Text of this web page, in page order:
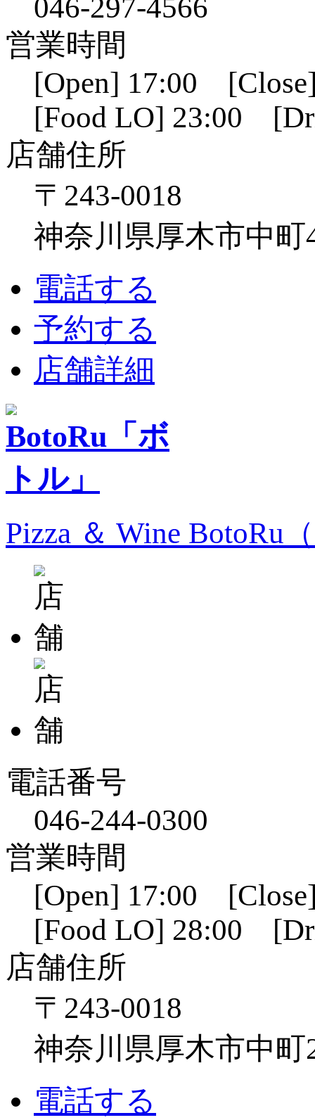
046-297-4566
営業時間
[Open] 17:00
[Food LO] 23:00
店舗住所
〒243-0018
神奈川県厚木市中町
電話する
予約する
店舗詳細
Pizza ＆ Wine BotoRu
電話番号
046-244-0300
営業時間
[Open] 17:00
[Food LO] 28:00
店舗住所
〒243-0018
神奈川県厚木市中町
電話する